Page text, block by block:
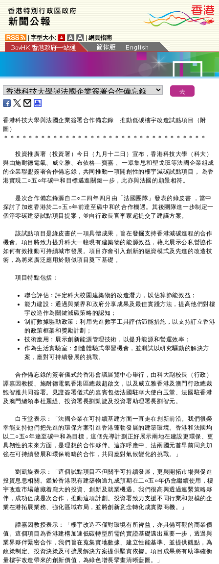
字型大小: 網頁指南
香港科技大學與法國企業簽署合作備忘錄 推動低碳樓宇改造試點項目（附
圖）
＊ ＊ ＊ ＊ ＊ ＊ ＊ ＊ ＊ ＊ ＊ ＊ ＊ ＊ ＊ ＊ ＊ ＊ ＊ ＊ ＊ ＊ ＊ ＊ ＊ ＊ ＊ ＊ ＊ ＊ ＊ ＊ ＊
投資推廣署（投資署）今日（九月十二日）宣布，香港科技大學（科大）
與由施耐德電氣、威立雅、布依格—寶嘉 、一眾集思和聖戈班等法國企業組成
的企業聯盟簽署合作備忘錄，共同推動一項開創性的樓宇減碳試點項目， 為香
港實現二○五○年碳中和目標邁進關鍵一步，此亦與法國的願景相符。
是次合作備忘錄源自二○二四年四月由「法國團隊」發表的綠皮書 ，當中
探討了加速香港於二○五○年前達至碳中和的合作機遇。其後團隊進一步制定一
個淨零碳建築試點項目提案，並向行政長官李家超提交了建議方案。
該試點項目是綠皮書的一項具體成果，旨在發掘支持香港減碳進程的合作
機會。項目將致力提升科大一幢現有建築物的能源效益，藉此展示公私營協作
如何有效推動可持續城市發展。項目亦會引入創新的融資模式及先進的改造技
術，為將來廣泛應用於類似項目奠下基礎 。
項目特點包括：
聯合評估：評定科大校園建築物的改造潛力，以估算節能效益；
能力建設：通過與業界和政府分享成果及最佳實踐方法，提高他們對樓
宇改造作為關鍵減碳策略的認知；
制訂數據驅動政策：利用先進數字工具評估節能措施，以支持訂立香港
的政策框架和獎勵計劃；
技術應用：展示創新能源管理技術，以提升能源和營運效率；
作為生活實驗室：創造體驗式學習機會，並測試以研究驅動的解決方
案，應對可持續發展的挑戰。
合作備忘錄的簽署儀式於香港會議展覽中心舉行，由科大副校長（行政）
譚嘉因教授、施耐德電氣香港區總裁趙啟文，以及威立雅香港及澳門行政總裁
鮑智雅共同簽署。見證簽署儀式的嘉賓包括法國駐華大使白玉堂、法國駐香港
及澳門總領事杜麗緹、投資署長劉凱旋及投資署助理署長劉智元。
白玉堂表示：「法國企業在可持續基建方面一直走在創新前沿。我們很榮
幸能支持他們把先進的環保方案引進香港蓬勃發展的建築環境。香港和法國均
以二○五○年達至碳中和為目標，這個先導計劃正好展示兩地在建設更環保、更
具韌性的未來方面，是理想的合作夥伴。這亦呼應中、法兩國元首早前同意加
強在可持續發展和環保範疇的合作，共同應對氣候變化的挑戰。」
劉凱旋表示：「這個試點項目不但關乎可持續發展，更與開拓市場與促進
投資息息相關。鑑於香港現有建築物逾九成預期在二○五○年仍會繼續使用，樓
宇改造市場蘊藏着龐大的投資、創新及就業機遇。我們很高興透過連繫策略夥
伴，成功促成是次合作，推動這項計劃。投資署致力支援不同行業和規模的企
業在港拓展業務、強化區域布局，並將創新意念轉化成實際商機。」
譚嘉因教授表示：「樓宇改造不僅對環境有所裨益，亦具備可觀的商業價
值。這個項目為香港建構加速低碳轉型所需的實證基礎邁出重要一步，透過與
業界夥伴緊密合作，我們旨在蒐集實地數據、建立性能基準、並提供觀點，為
政策制定、投資決策及可擴展解決方案提供堅實依據。項目成果將有助準確衡
量樓宇改造帶來的創新價值，為綠色增長擘畫清晰藍圖。」